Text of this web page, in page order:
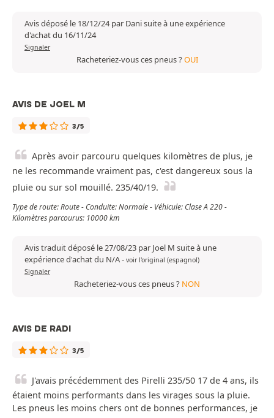
Avis déposé le 18/12/24 par Dani suite à une expérience
d'achat du 16/11/24
Signaler
Racheteriez-vous ces pneus ?OUI
AVIS DE JOEL M
3/5
Après avoir parcouru quelques kilomètres de plus, je
ne les recommande vraiment pas, c'est dangereux sous la
pluie ou sur sol mouillé. 235/40/19.
Type de route: Route - Conduite: Normale - Véhicule: Clase A 220 -
Kilomètres parcourus: 10000 km
Avis traduit déposé le 27/08/23 par Joel M suite à une
expérience d'achat du N/A- voir l'original (espagnol)
Signaler
Racheteriez-vous ces pneus ? NON
AVIS DE RADI
3/5
J'avais précédemment des Pirelli 235/50 17 de 4 ans, ils
étaient moins performants dans les virages sous la pluie.
Les pneus les moins chers ont de bonnes performances, je